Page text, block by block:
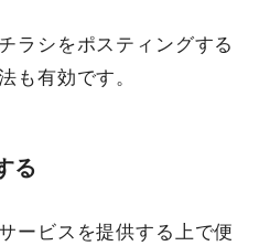
ラシをポスティングする
も有効です。
る
ービスを提供する上で便